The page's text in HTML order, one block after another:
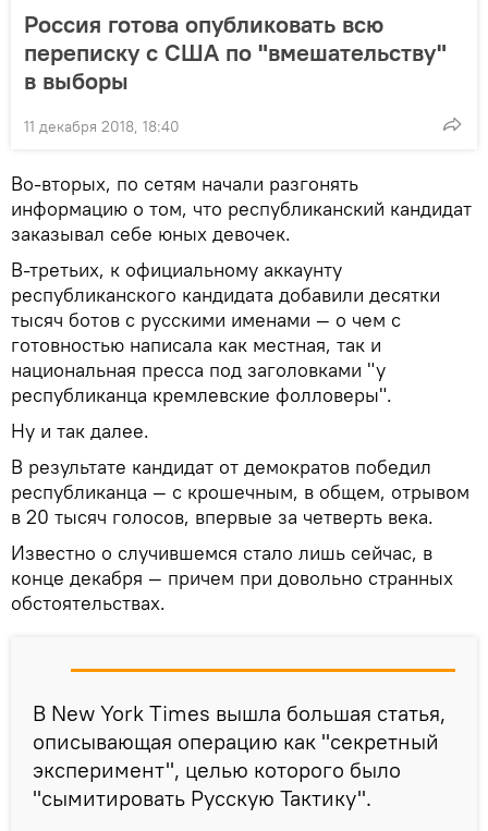
Россия готова опубликовать всю
переписку с США по "вмешательству"
в выборы
11 декабря 2018, 18:40
Во-вторых, по сетям начали разгонять
информацию о том, что республиканский кандидат
заказывал себе юных девочек.
В-третьих, к официальному аккаунту
республиканского кандидата добавили десятки
тысяч ботов с русскими именами — о чем с
готовностью написала как местная, так и
национальная пресса под заголовками "у
республиканца кремлевские фолловеры".
Ну и так далее.
В результате кандидат от демократов победил
республиканца — с крошечным, в общем, отрывом
в 20 тысяч голосов, впервые за четверть века.
Известно о случившемся стало лишь сейчас, в
конце декабря — причем при довольно странных
обстоятельствах.
В New York Times вышла большая статья,
описывающая операцию как "секретный
эксперимент", целью которого было
"сымитировать Русскую Тактику".